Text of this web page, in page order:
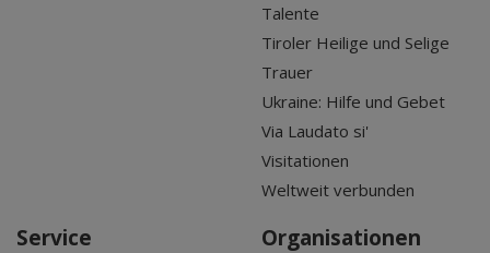
Talente
Tiroler Heilige und Selige
Trauer
Ukraine: Hilfe und Gebet
Via Laudato si'
Visitationen
Weltweit verbunden
Service
Organisationen